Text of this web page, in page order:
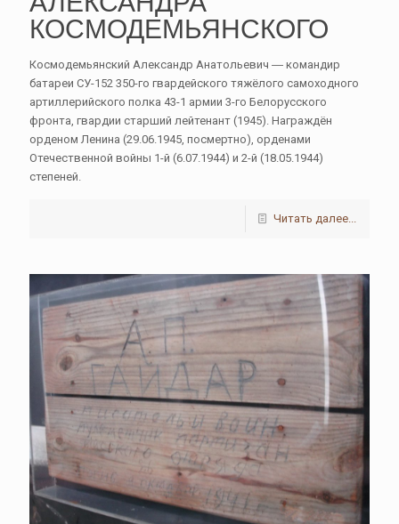
КОСМОДЕМЬЯНСКОГО
Космодемьянский Александр Анатольевич ― командир
батареи СУ-152 350-го гвардейского тяжёлого самоходного
артиллерийского полка 43-1 армии 3-го Белорусского
фронта, гвардии старший лейтенант (1945). Награждён
орденом Ленина (29.06.1945, посмертно), орденами
Отечественной войны 1-й (6.07.1944) и 2-й (18.05.1944)
степеней.
Читать далее...